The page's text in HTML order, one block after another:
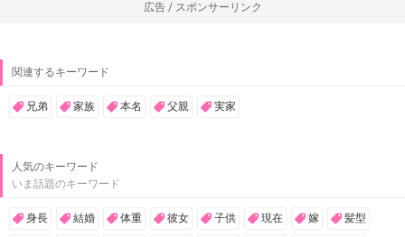
広告 / スポンサーリンク
関連するキーワード
兄弟 家族 本名 父親 実家
人気のキーワード
いま話題のキーワード
身長 結婚 体重 彼女 子供 現在 嫁 髪型